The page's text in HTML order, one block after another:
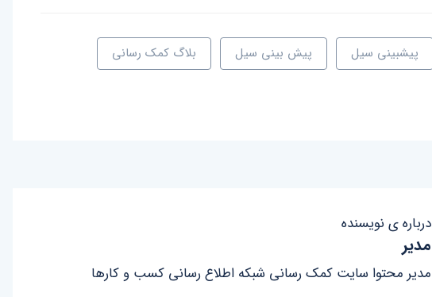
پیشبینی سیل پیش بینی سیل بلاگ کمک رسانی
درباره ی نویسنده
مدیر
مدیر محتوا سایت کمک رسانی شبکه اطلاع رسانی کسب و کارها